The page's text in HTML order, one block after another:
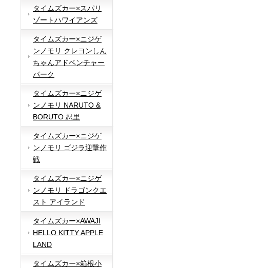
タイムズカー×スパリ
ゾートハワイアンズ
タイムズカー×ニジゲ
ンノモリ クレヨンしん
ちゃんアドベンチャー
パーク
タイムズカー×ニジゲ
ンノモリ NARUTO &
BORUTO 忍里
タイムズカー×ニジゲ
ンノモリ ゴジラ迎撃作
戦
タイムズカー×ニジゲ
ンノモリ ドラゴンクエ
スト アイランド
タイムズカー×AWAJI
HELLO KITTY APPLE
LAND
タイムズカー×箱根小